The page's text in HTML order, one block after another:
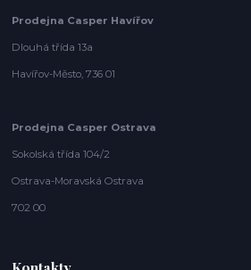
Prodejna Casper Havířov
Dlouhá třída 13a
Havířov-Město, 736 01
Prodejna Casper Ostrava
Sokolská třída 104/2
Ostrava-Moravská Ostrava
702 00